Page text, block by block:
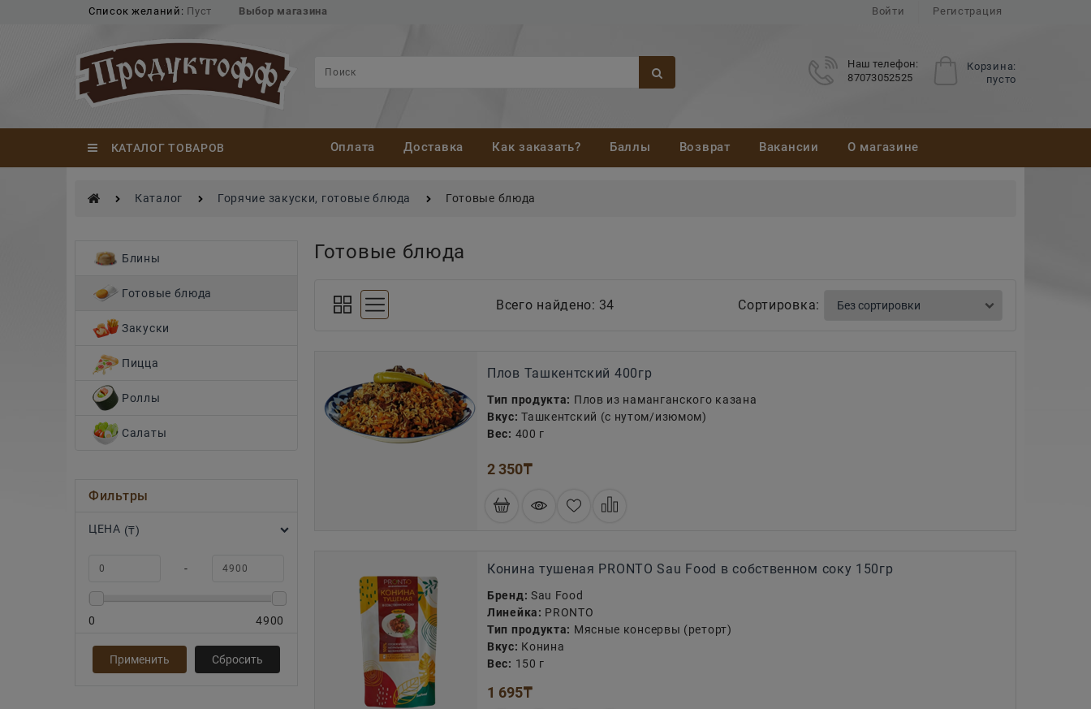
Список желаний: Пуст Выбор магазина Войти Регистрация
Корзина:
пусто
Наш телефон:
87073052525
КАТАЛОГ ТОВАРОВ Оплата Доставка Как заказать? Баллы Возврат Вакансии О магазине
Каталог Горячие закуски, готовые блюда Готовые блюда
Блины
Готовые блюда
Закуски
Пицца
Роллы
Салаты
Фильтры
ЦЕНА (₸)
-
0 4900
Найдено товаров: Готовые блюда
Сортировка:
Всего найдено: 34
Плов Ташкентский 400гр
Тип продукта: Плов из наманганского казана
Вкус: Ташкентский (с нутом/изюмом)
Вес: 400 г
2 350₸
Конина тушеная PRONTO Sau Food в собственном соку 150гр
Бренд: Sau Food
Линейка: PRONTO
Тип продукта: Мясные консервы (реторт)
Вкус: Конина
Вес: 150 г
1 695₸